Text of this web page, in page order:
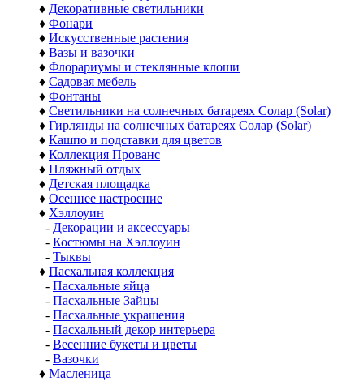
♦ Декоративные светильники
♦ Фонари
♦ Искусственные растения
♦ Вазы и вазочки
♦ Флорариумы и стеклянные клоши
♦ Садовая мебель
♦ Фонтаны
♦ Светильники на солнечных батареях Солар (Solar)
♦ Гирлянды на солнечных батареях Солар (Solar)
♦ Кашпо и подставки для цветов
♦ Коллекция Прованс
♦ Пляжный отдых
♦ Детская площадка
♦ Осеннее настроение
♦ Хэллоуин
- Декорации и аксессуары
- Костюмы на Хэллоуин
- Тыквы
♦ Пасхальная коллекция
- Пасхальные яйца
- Пасхальные Зайцы
- Пасхальные украшения
- Пасхальный декор интерьера
- Весенние букеты и цветы
- Вазочки
♦ Масленица